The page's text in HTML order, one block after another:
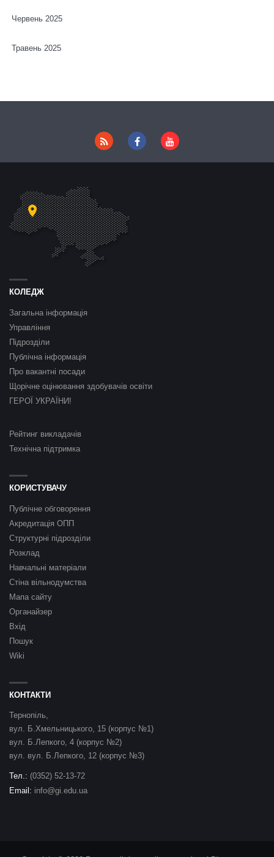
Червень 2025
Травень 2025
КОЛЕДЖ
Загальна інформація
Управління
Підрозділи
Публічна інформація
Про вакантні посади
Щорічне оцінювання здобувачів освіти
ГЕРОЇ УКРАЇНИ!
Рейтинг викладачів
Технічна підтримка
КОРИСТУВАЧУ
Публічне обговорення
Акредитація ОПП
Структурні підрозділи
Розклад
Навчальні матеріали
Стіна вільнодумства
Мапа сайту
Органайзер
Вхід
Пошук
Wiki
КОНТАКТИ
Тернопіль,
вул. Б.Хмельницького, 15 (корпус №1)
вул. Б.Лепкого, 4 (корпус №2)
вул. вул. Б.Лепкого, 12 (корпус №3)
Тел.: (0352) 52-13-72
Email: info@gi.edu.ua